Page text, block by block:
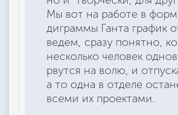
Мы вот на работе в
диграммы Ганта график
ведем, сразу понятно,
несколько человек
рвутся на волю, и
а то одна в отделе
всеми их проектами.